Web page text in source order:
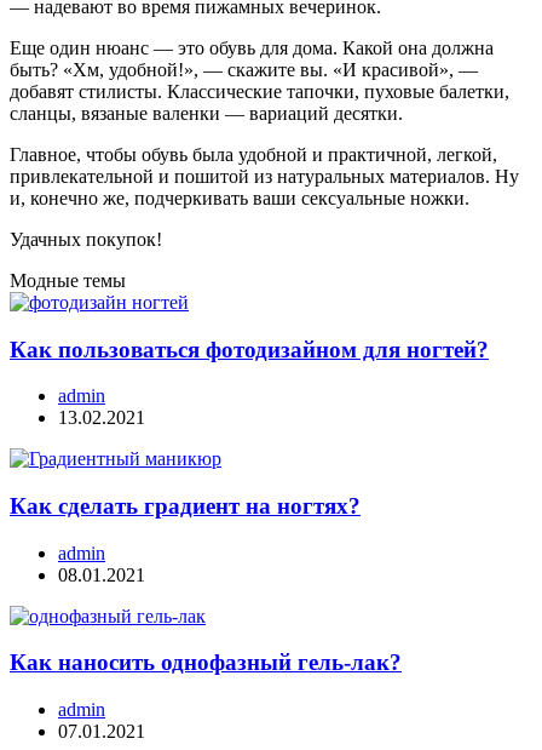
— надевают во время пижамных вечеринок.
Еще один нюанс — это обувь для дома. Какой она должна
быть? «Хм, удобной!», — скажите вы. «И красивой», —
добавят стилисты. Классические тапочки, пуховые балетки,
сланцы, вязаные валенки — вариаций десятки.
Главное, чтобы обувь была удобной и практичной, легкой,
привлекательной и пошитой из натуральных материалов. Ну
и, конечно же, подчеркивать ваши сексуальные ножки.
Удачных покупок!
Модные темы
Как пользоваться фотодизайном для ногтей?
admin
13.02.2021
Как сделать градиент на ногтях?
admin
08.01.2021
Как наносить однофазный гель-лак?
admin
07.01.2021